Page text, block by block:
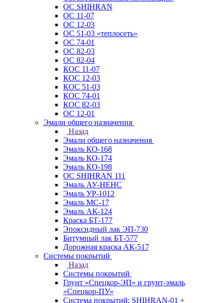
ОС SHIHRAN
ОС 11-07
ОС 12-03
ОС 51-03 «теплосеть»
ОС 74-01
ОС 82-03
ОС 82-04
КОС 11-07
КОС 12-03
КОС 51-03
КОС 74-01
КОС 82-03
ОС 12-01
Эмали общего назначения
Назад
Эмали общего назначения
Эмаль КО-168
Эмаль КО-174
Эмаль КО-198
ОС SHIHRAN 111
Эмаль АУ-НЕНС
Эмаль УР-1012
Эмаль МС-17
Эмаль АК-124
Краска БТ-177
Эпоксидный лак ЭП-730
Битумный лак БТ-577
Дорожная краска АК-517
Системы покрытий
Назад
Системы покрытий
Грунт «Спецкор-ЭП» и грунт-эмаль
«Спецкор-ПУ»
Система покрытий: SHIHRAN-01 +